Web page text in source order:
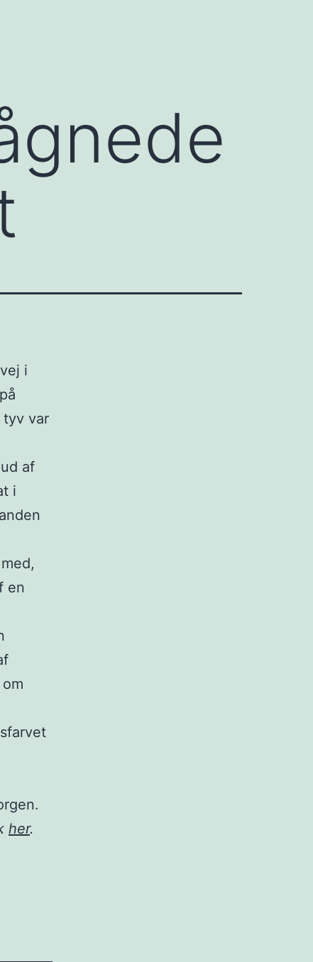
i
tyv var
af
i
en
her.